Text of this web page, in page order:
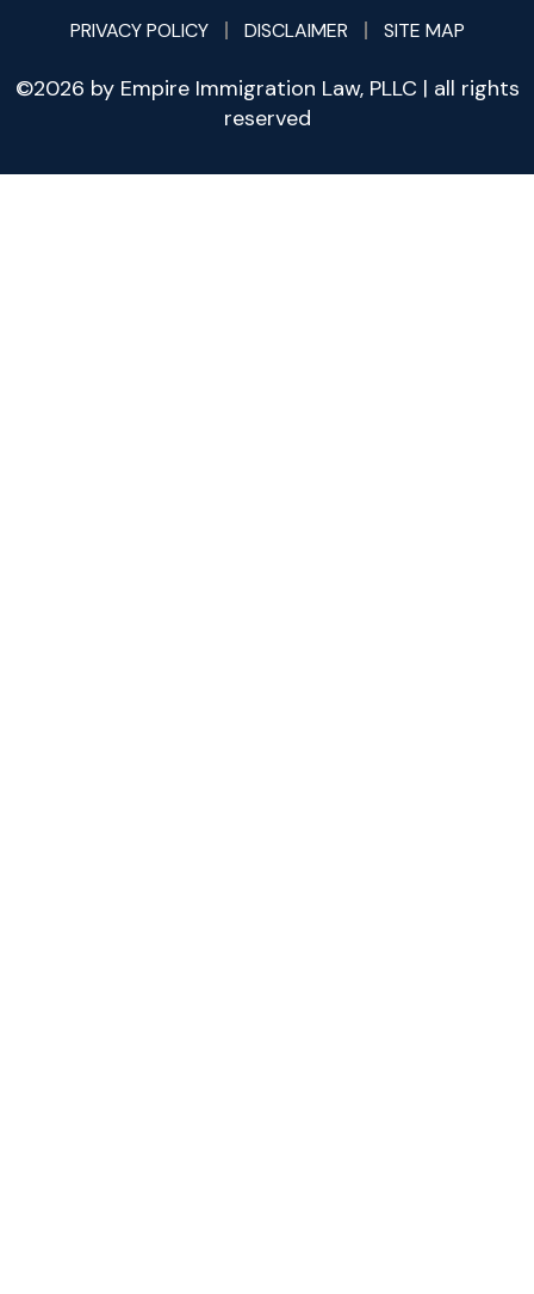
PRIVACY POLICY DISCLAIMER SITE MAP
©2026 by Empire Immigration Law, PLLC | all rights
reserved